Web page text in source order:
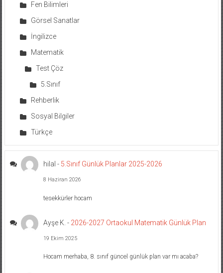
Fen Bilimleri
Görsel Sanatlar
İngilizce
Matematik
Test Çöz
5.Sınıf
Rehberlik
Sosyal Bilgiler
Türkçe
hilal - 5.Sınıf Günlük Planlar 2025-2026
8 Haziran 2026
tesekkürler hocam
Ayşe K. - 2026-2027 Ortaokul Matematik Günlük Plan
19 Ekim 2025
Hocam merhaba, 8. sınıf güncel günlük plan var mı acaba?